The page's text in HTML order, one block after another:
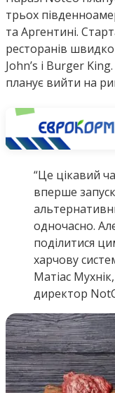
трьох
та Аргентині.
ресторанів
John’s і Burger
планує вийти на
“Це цікавий
вперше
одночасно.
поділитися
харчову
Матіас
директор